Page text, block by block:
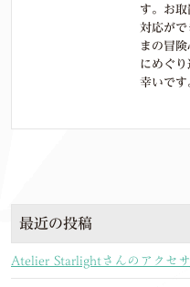
す。お
対応がで
まの冒
にめぐ
幸いで
最近の投稿
Atelier Starlightさんのアクセ